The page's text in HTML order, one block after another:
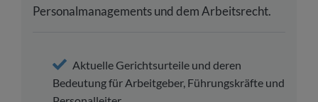
Personalmanagements und dem Arbeitsrecht.
Aktuelle Gerichtsurteile und deren
Bedeutung für Arbeitgeber, Führungskräfte und